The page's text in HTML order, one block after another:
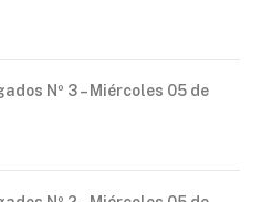
Nº 3 – Miércoles 05 de